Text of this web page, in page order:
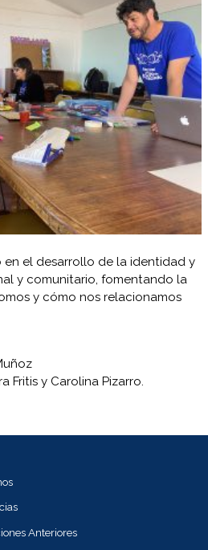
en el desarrollo de la identidad y
y comunitario, fomentando la
y cómo nos relacionamos
Fritis y Carolina Pizarro.
Anteriores